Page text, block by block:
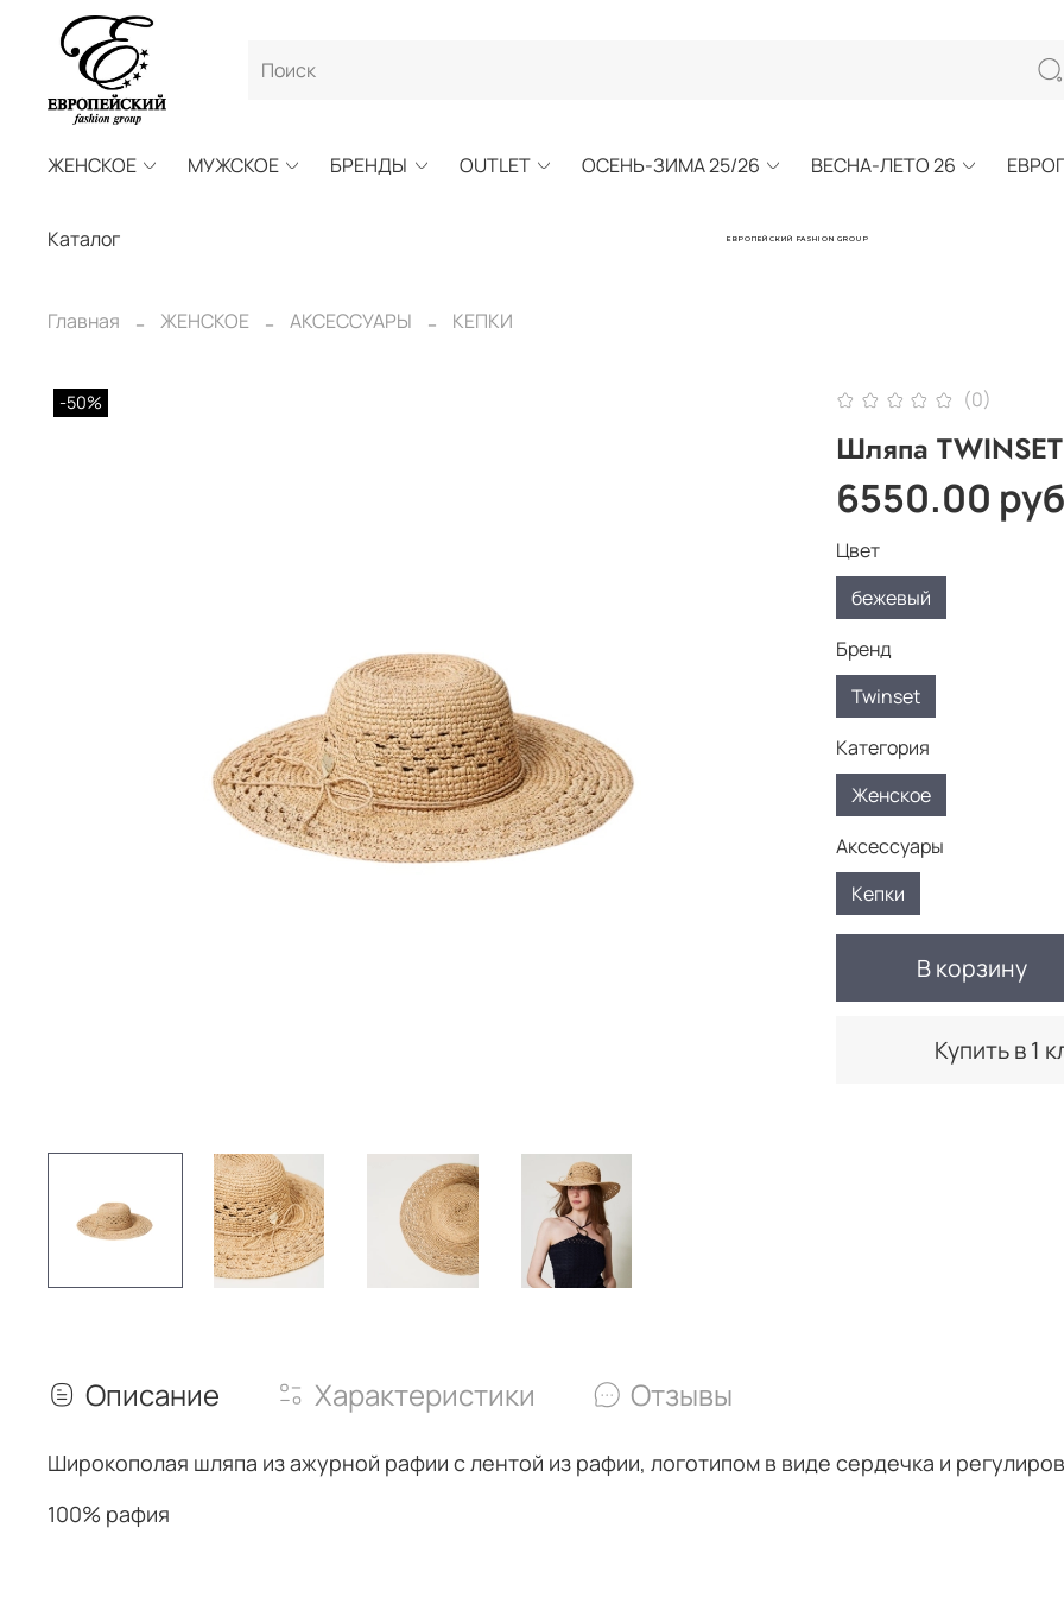
ЖЕНСКОЕ МУЖСКОЕ БРЕНДЫ OUTLET ОСЕНЬ-ЗИМА 25/26 ВЕСНА-ЛЕТО 26
ЕВРОПЕЙСКИЙ FASHION GROUP
Каталог
Главная ЖЕНСКОЕ АКСЕССУАРЫ КЕПКИ
-50% (0)
Шляпа TWINSET
6550.00 руб
В корзину
Купить в 1
Цвет
бежевый
Бренд
Twinset
Категория
Женское
Аксессуары
Кепки
Описание Характеристики Отзывы
Широкополая шляпа из ажурной рафии с лентой из рафии, логотипом в виде сердечка и
100% рафия